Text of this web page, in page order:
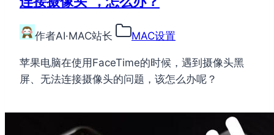
作者AI·MAC站长 MAC设置
苹果电脑在使用FaceTime的时候，遇到摄像头黑
屏、无法连接摄像头的问题，该怎么办呢？